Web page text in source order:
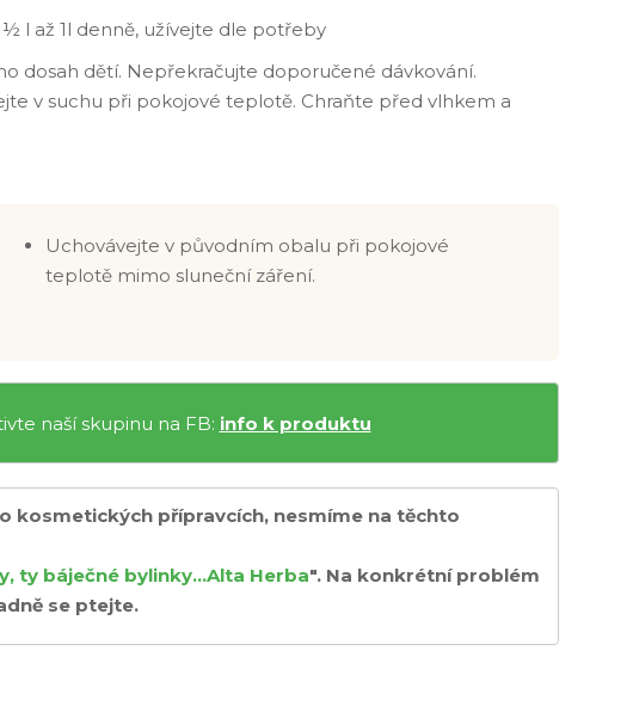
l až 1l denně, užívejte dle potřeby
dosah dětí. Nepřekračujte doporučené dávkování.
v suchu při pokojové teplotě. Chraňte před vlhkem a
Uchovávejte v původním obalu při pokojové
teplotě mimo sluneční záření.
naší skupinu na FB: info k produktu
kosmetických přípravcích, nesmíme na těchto
ty báječné bylinky...Alta Herba". Na konkrétní problém
se ptejte.